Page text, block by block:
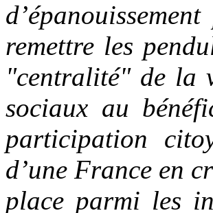
remettre les
"centralité" de la
sociaux au
participation
d’une France en
place parmi les